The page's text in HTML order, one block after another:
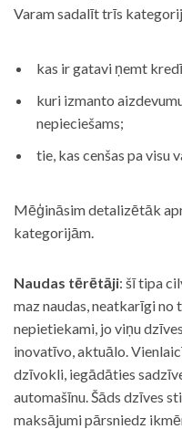
Varam sadalīt trīs
kas ir gatavi ņemt
kuri izmanto
nepieciešams;
tie, kas cenšas pa visu
Mēģināsim detalizētāk
kategorijām.
Naudas tērētāji: šī tipa
maz naudas, neatkarīgi
nepietiekami, jo viņu
inovatīvo, aktuālo.
dzīvokli, iegādāties
automašīnu. Šāds dzīves
maksājumi pārsniedz